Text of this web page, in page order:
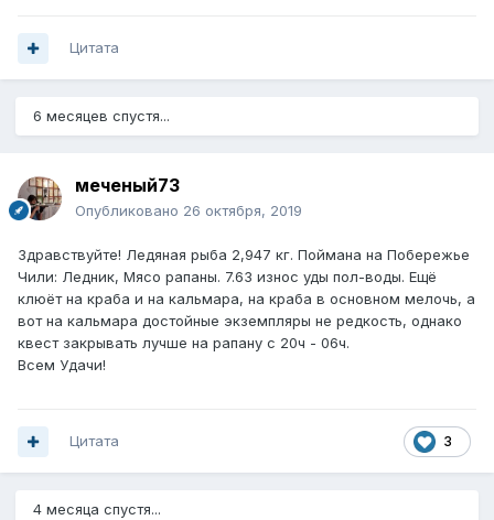
Цитата
6 месяцев спустя...
меченый73
Опубликовано 26 октября, 2019
Здравствуйте! Ледяная рыба 2,947 кг. Поймана на Побережье
Чили: Ледник, Мясо рапаны. 7.63 износ уды пол-воды. Ещё
клюёт на краба и на кальмара, на краба в основном мелочь, а
вот на кальмара достойные экземпляры не редкость, однако
квест закрывать лучше на рапану с 20ч - 06ч.
Всем Удачи!
3
Цитата
4 месяца спустя...